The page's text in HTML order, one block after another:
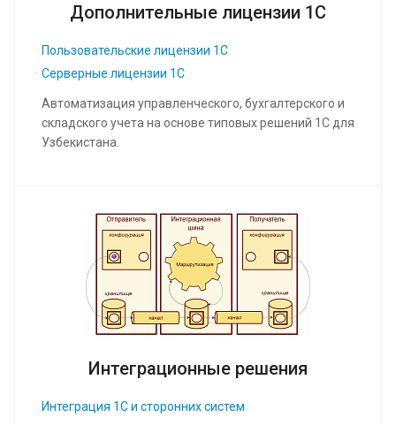
Дополнительные лицензии 1С
Пользовательские лицензии 1С
Серверные лицензии 1С
Автоматизация управленческого, бухгалтерского и
складского учета на основе типовых решений 1С для
Узбекистана.
Интеграционные решения
Интеграция 1С и сторонних систем